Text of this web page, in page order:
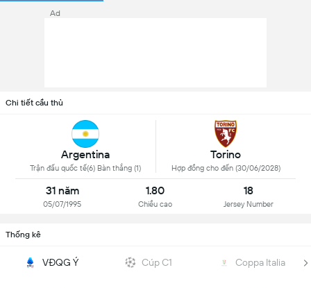
Ad
Chi tiết cầu thủ
Argentina
Trận đấu quốc tế(6) Bàn thắng (1)
Torino
Hợp đồng cho đến (30/06/2028)
31 năm
05/07/1995
1.80
Chiều cao
18
Jersey Number
Thống kê
VĐQG Ý Cúp C1 Coppa Italia